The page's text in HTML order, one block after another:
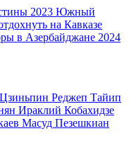
2023 Южный
на Кавказе
в Азербайджане 2024
Реджеп Тайип
Ираклий Кобахидзе
Масуд Пезешкиан